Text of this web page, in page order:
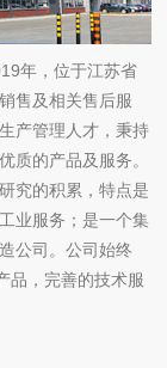
年，位于江苏省
售及相关售后服
产管理人才，秉持
质的产品及服务。
究的积累，特点是
业服务；是一个集
公司。公司始终
品，完善的技术服